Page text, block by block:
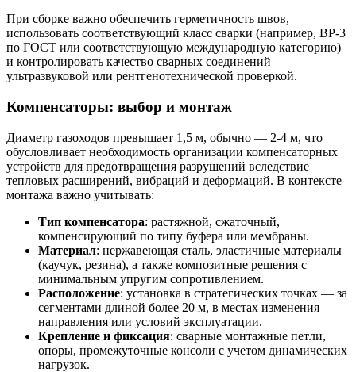
При сборке важно обеспечить герметичность швов,
использовать соответствующий класс сварки (например, ВР-3
по ГОСТ или соответствующую международную категорию)
и контролировать качество сварных соединений
ультразвуковой или рентгенотехнической проверкой.
Компенсаторы: выбор и монтаж
Диаметр газоходов превышает 1,5 м, обычно — 2-4 м, что
обусловливает необходимость организации компенсаторных
устройств для предотвращения разрушений вследствие
тепловых расширений, вибраций и деформаций. В контексте
монтажа важно учитывать:
Тип компенсатора: растяжной, сжаточный,
компенсирующий по типу буфера или мембраны.
Материал: нержавеющая сталь, эластичные материалы
(каучук, резина), а также композитные решения с
минимальным упругим сопротивлением.
Расположение: установка в стратегических точках — за
сегментами длиной более 20 м, в местах изменения
направления или условий эксплуатации.
Крепление и фиксация: сварные монтажные петли,
опоры, промежуточные консоли с учетом динамических
нагрузок.